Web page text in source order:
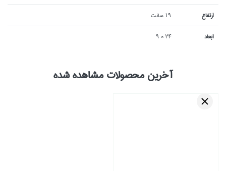
ارتفاع
19 سانت
ابعاد
24 × 9
آخرین محصولات مشاهده شده